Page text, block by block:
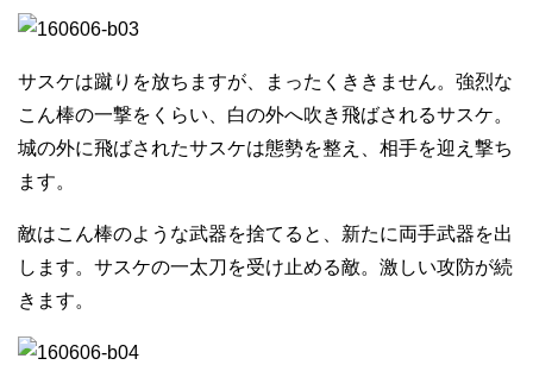
サスケは蹴りを放ちますが、まったくききません。強烈な
こん棒の一撃をくらい、白の外へ吹き飛ばされるサスケ。
城の外に飛ばされたサスケは態勢を整え、相手を迎え撃ち
ます。
敵はこん棒のような武器を捨てると、新たに両手武器を出
します。サスケの一太刀を受け止める敵。激しい攻防が続
きます。